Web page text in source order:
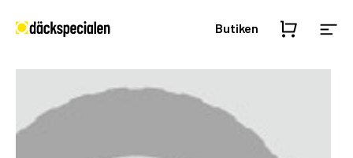
Butiken